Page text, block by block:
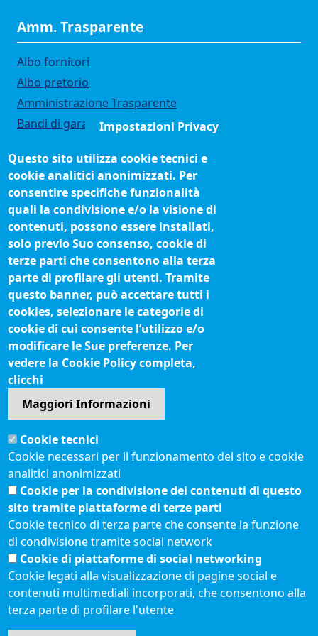
Amm. Trasparente
Albo fornitori
Albo pretorio
Amministrazione Trasparente
Bandi di gara
Concorsi e selezioni
Organigramma
Procedimenti (come fare per)
Siti tematici
Biblioteca camerale
Fatturazione elettronica
IBAN pagamenti alla CCIAA
Questionari soddisfazione utenti
Seguici su
Sito web
Accesso riservato
Mappa del sito
Redazione
Statistiche di accesso
Visite totali al portale: 2636906
Menù privacy
Feed RSS
Note legali
© 2021 Camere di
Commercio d'Italia
Impostazioni Privacy
Questo sito utilizza cookie tecnici e
cookie analitici anonimizzati. Per
consentire specifiche funzionalità
quali la condivisione e/o la visione di
contenuti, possono essere installati,
solo previo Suo consenso, cookie di
terze parti che consentono alla terza
parte di profilare gli utenti. Tramite
questo banner, può accettare tutti i
cookies, selezionare le categorie di
cookie di cui consente l’utilizzo e/o
modificare le Sue preferenze. Per
vedere la Cookie Policy completa,
clicchi
Maggiori Informazioni
Cookie tecnici
Cookie necessari per il funzionamento del sito e cookie
analitici anonimizzati
Cookie per la condivisione dei contenuti di questo
sito tramite piattaforme di terze parti
Cookie tecnico di terza parte che consente la funzione
di condivisione tramite social network
Cookie di piattaforme di social networking
Cookie legati alla visualizzazione di pagine social e
contenuti multimediali incorporati, che consentono alla
terza parte di profilare l'utente